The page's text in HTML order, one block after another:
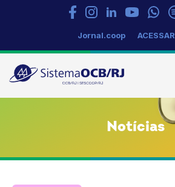
Jornal.coop ACESSAR
Sistema
OCB/RJ
Notícias